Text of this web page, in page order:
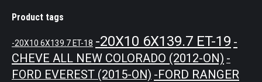
Product tags
-20X10 6X139.7 ET-18 -20X10 6X139.7 ET-19 -
CHEVE ALL NEW COLORADO (2012-ON) -
FORD EVEREST (2015-ON) -FORD RANGER